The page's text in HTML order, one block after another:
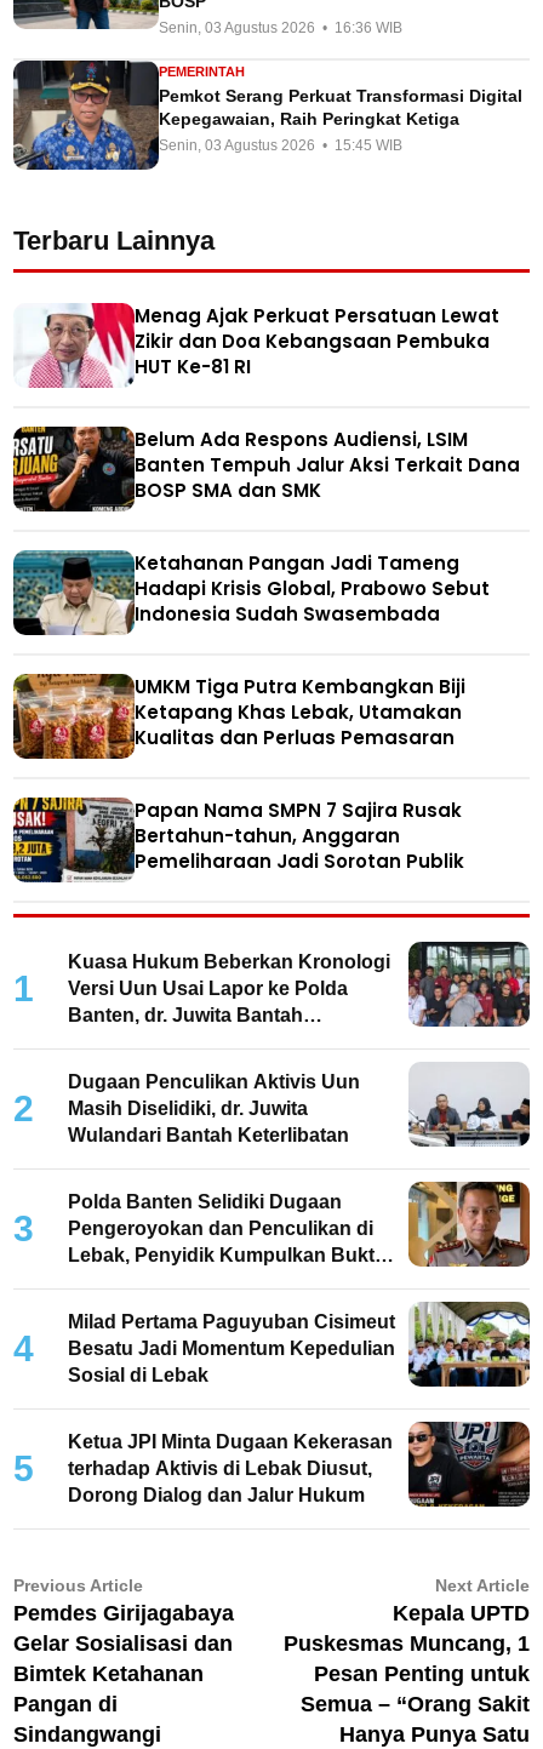
Senin, 03 Agustus 2026 • 16:36 WIB
PEMERINTAH
Pemkot Serang Perkuat Transformasi Digital
Kepegawaian, Raih Peringkat Ketiga
Senin, 03 Agustus 2026 • 15:45 WIB
Terbaru Lainnya
Menag Ajak Perkuat Persatuan Lewat
Zikir dan Doa Kebangsaan Pembuka
HUT Ke-81 RI
Belum Ada Respons Audiensi, LSIM
Banten Tempuh Jalur Aksi Terkait Dana
BOSP SMA dan SMK
Ketahanan Pangan Jadi Tameng
Hadapi Krisis Global, Prabowo Sebut
Indonesia Sudah Swasembada
UMKM Tiga Putra Kembangkan Biji
Ketapang Khas Lebak, Utamakan
Kualitas dan Perluas Pemasaran
Papan Nama SMPN 7 Sajira Rusak
Bertahun-tahun, Anggaran
Pemeliharaan Jadi Sorotan Publik
1
Kuasa Hukum Beberkan Kronologi
Versi Uun Usai Lapor ke Polda
Banten, dr. Juwita Bantah
2
Dugaan Penculikan Aktivis Uun
Masih Diselidiki, dr. Juwita
Wulandari Bantah Keterlibatan
3
Polda Banten Selidiki Dugaan
Pengeroyokan dan Penculikan di
Lebak, Penyidik Kumpulkan Bukti
4
Milad Pertama Paguyuban Cisimeut
Besatu Jadi Momentum Kepedulian
Sosial di Lebak
5
Ketua JPI Minta Dugaan Kekerasan
terhadap Aktivis di Lebak Diusut,
Dorong Dialog dan Jalur Hukum
Navigasi
pos
Previous ArticlePrevious
article:
Pemdes Girijagabaya
Gelar Sosialisasi dan
Bimtek Ketahanan
Pangan di
Sindangwangi
Next Article
Kepala UPTD
Puskesmas Muncang, 1
Pesan Penting untuk
Semua – “Orang Sakit
Hanya Punya Satu